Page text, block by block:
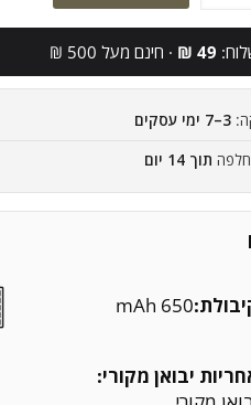
49 ₪ · חינם מעל 500 ₪
3–7 ימי עסקים
תוך 14 יום
650 mAh
יבואן מקורי: